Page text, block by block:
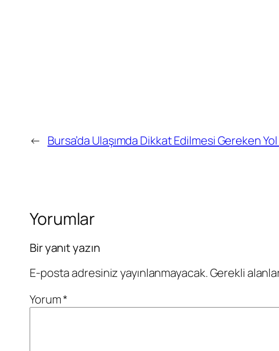
← Bursa’da Ulaşımda Dikkat Edilmesi Gereken Yol
Yorumlar
Bir yanıt yazın
E-posta adresiniz yayınlanmayacak.Gerekli
Yorum*